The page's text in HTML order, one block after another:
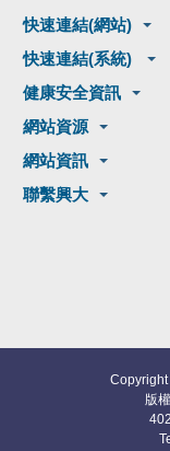
快速連結(網站)
快速連結(系統)
健康安全資訊
網站資源
網站資訊
聯繫興大
版